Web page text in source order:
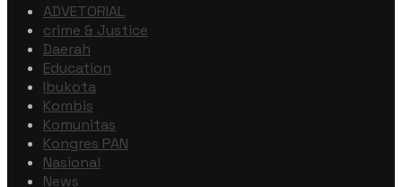
ADVETORIAL
crime & Justice
Daerah
Education
Ibukota
Kombis
Komunitas
Kongres PAN
Nasional
News